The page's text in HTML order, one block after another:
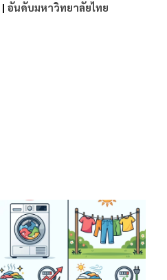
| อันดับมหาวิทยาลัยไทย